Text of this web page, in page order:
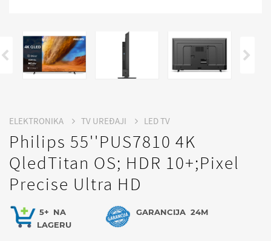
ELEKTRONIKA TV UREĐAJI LED TV
Philips 55''PUS7810 4K
QledTitan OS; HDR 10+;Pixel
Precise Ultra HD
5+ NA
LAGERU
GARANCIJA 24M